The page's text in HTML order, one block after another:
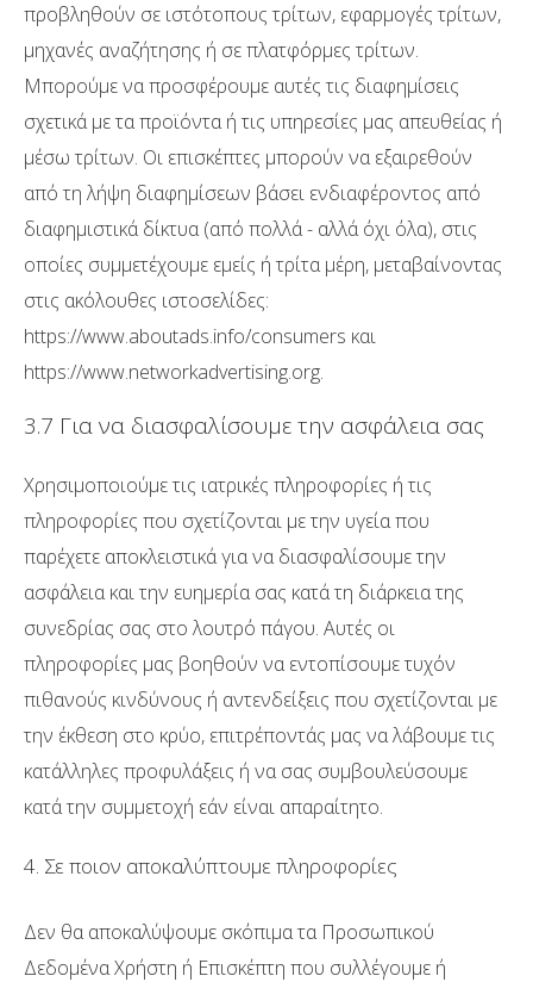
προβληθούν σε ιστότοπους τρίτων, εφαρμογές τρίτων,
μηχανές αναζήτησης ή σε πλατφόρμες τρίτων.
Μπορούμε να προσφέρουμε αυτές τις διαφημίσεις
σχετικά με τα προϊόντα ή τις υπηρεσίες μας απευθείας ή
μέσω τρίτων. Οι επισκέπτες μπορούν να εξαιρεθούν
από τη λήψη διαφημίσεων βάσει ενδιαφέροντος από
διαφημιστικά δίκτυα (από πολλά - αλλά όχι όλα), στις
οποίες συμμετέχουμε εμείς ή τρίτα μέρη, μεταβαίνοντας
στις ακόλουθες ιστοσελίδες:
https://www.aboutads.info/consumers και
https://www.networkadvertising.org.
3.7 Για να διασφαλίσουμε την ασφάλεια σας
Χρησιμοποιούμε τις ιατρικές πληροφορίες ή τις
πληροφορίες που σχετίζονται με την υγεία που
παρέχετε αποκλειστικά για να διασφαλίσουμε την
ασφάλεια και την ευημερία σας κατά τη διάρκεια της
συνεδρίας σας στο λουτρό πάγου. Αυτές οι
πληροφορίες μας βοηθούν να εντοπίσουμε τυχόν
πιθανούς κινδύνους ή αντενδείξεις που σχετίζονται με
την έκθεση στο κρύο, επιτρέποντάς μας να λάβουμε τις
κατάλληλες προφυλάξεις ή να σας συμβουλεύσουμε
κατά την συμμετοχή εάν είναι απαραίτητο.
4. Σε ποιον αποκαλύπτουμε πληροφορίες
Δεν θα αποκαλύψουμε σκόπιμα τα Προσωπικού
Δεδομένα Χρήστη ή Επισκέπτη που συλλέγουμε ή